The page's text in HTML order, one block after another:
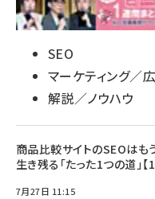
SEO
マーケティング／
解説／ノウハウ
商品比較サイトのSEOはも
生き残る「たった1つの道」【
7月27日 11:15